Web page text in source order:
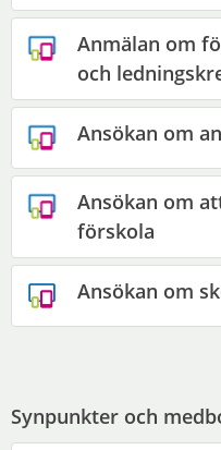
Anmälan om
och
Ansökan om
Ansökan om
förskola
Ansökan om
Synpunkter och